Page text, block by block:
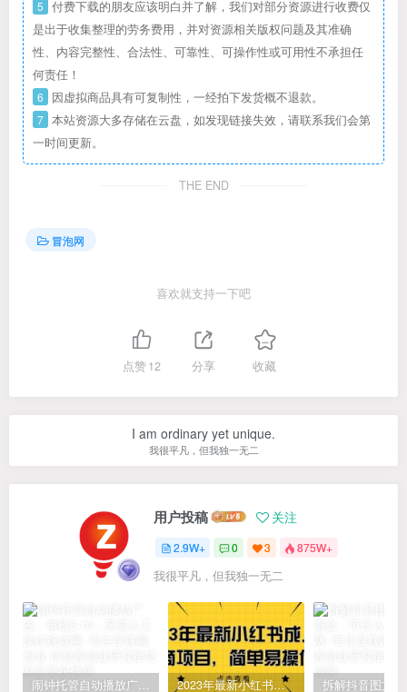
5 付费下载的朋友应该明白并了解，我们对部分资源进行收费仅
是出于收集整理的劳务费用，并对资源相关版权问题及其准确
性、内容完整性、合法性、可靠性、可操作性或可用性不承担任
何责任！
6 因虚拟商品具有可复制性，一经拍下发货概不退款。
7 本站资源大多存储在云盘，如发现链接失效，请联系我们会第
一时间更新。
THE END
冒泡网
喜欢就支持一下吧
点赞12 分享 收藏
I am ordinary yet unique.
我很平凡，但我独一无二
用户投稿 关注
2.9W+ 0 3 875W+
我很平凡，但我独一无二
闹钟托管自动播放广告，单机5-10，无需人工操作 2023年最新小红书成人电商项目，简单易操作【详细教程】